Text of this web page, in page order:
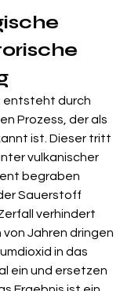
entsteht durch
Prozess, der als
ist. Dieser tritt
vulkanischer
begraben
Sauerstoff
verhindert
von Jahren dringen
in das
ein und ersetzen